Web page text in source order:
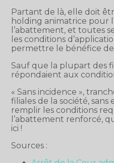
Partant de là, elle doit
holding animatrice pour
l’abattement, et toutes
les conditions
permettre le bénéfice de
Sauf que la plupart des
répondaient aux
« Sans incidence »,
filiales de la société,
remplir les conditions
l’abattement renforcé,
ici !
Sources :